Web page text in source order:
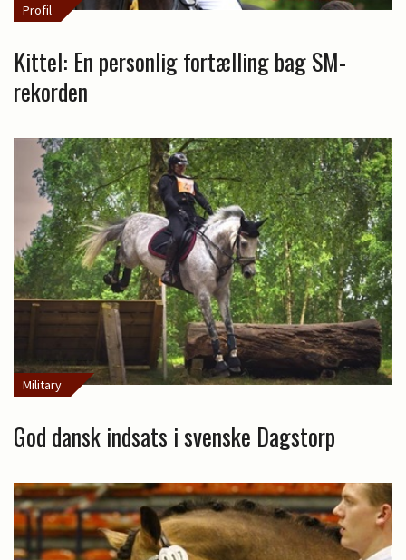
Profil
Kittel: En personlig fortælling bag SM-
rekorden
Military
God dansk indsats i svenske Dagstorp